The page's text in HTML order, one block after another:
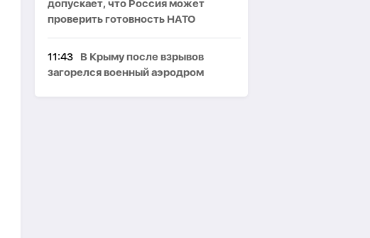
допускает, что Россия может
проверить готовность НАТО
11:43
В Крыму после взрывов
загорелся военный аэродром